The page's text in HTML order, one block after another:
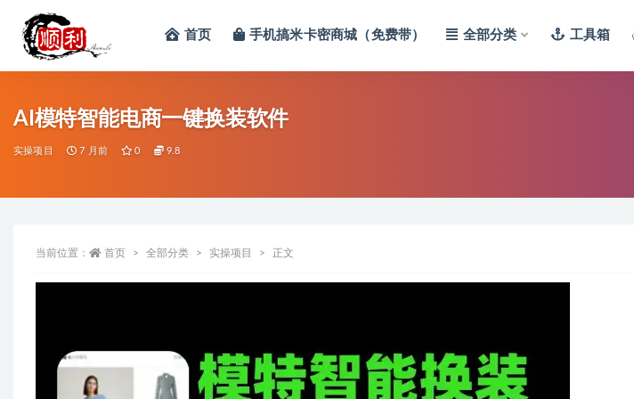
首页 手机搞米卡密商城（免费带） 全部分类 工具箱
AI模特智能电商一键换装软件
实操项目 7 月前 0 9.8
当前位置： 首页 全部分类 实操项目 正文